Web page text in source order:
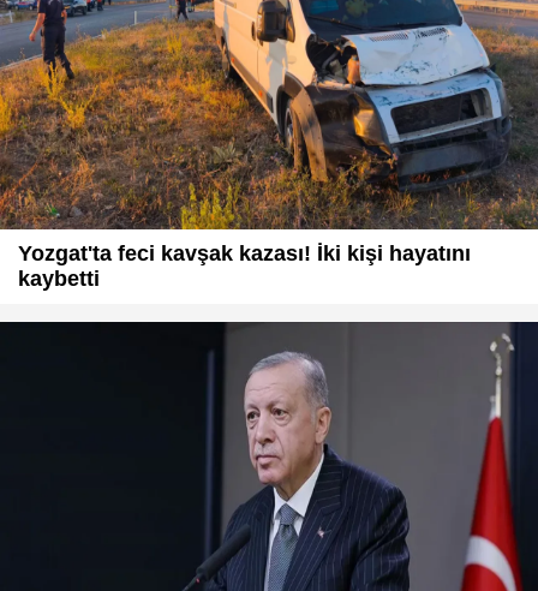
Yozgat'ta feci kavşak kazası! İki kişi hayatını
kaybetti